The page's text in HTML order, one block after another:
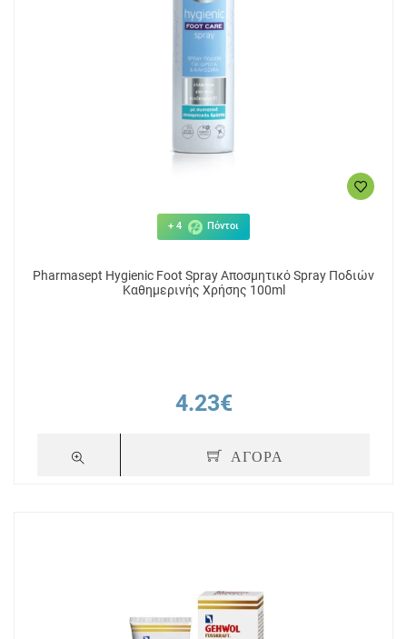
+ 4 Πόντοι
Pharmasept Hygienic Foot Spray Αποσμητικό Spray Ποδιών
Καθημερινής Χρήσης 100ml
4.23€
ΑΓΟΡΑ